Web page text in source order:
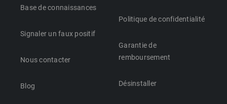
Base de connaissances
Signaler un faux positif
Nous contacter
Blog
Politique de confidentialité
Garantie de
remboursement
Désinstaller